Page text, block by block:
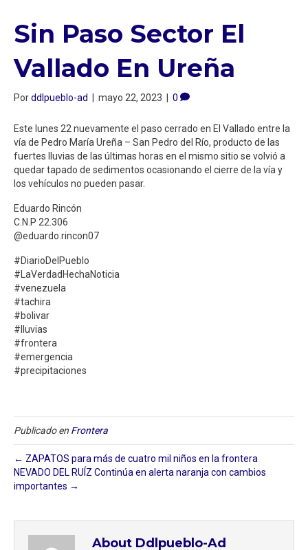
Sin Paso Sector El
Vallado En Ureña
Porddlpueblo-ad mayo 22, 2023 0
Este lunes 22 nuevamente el paso cerrado en El Vallado entre la
vía de Pedro María Ureña – San Pedro del Río, producto de las
fuertes lluvias de las últimas horas en el mismo sitio se volvió a
quedar tapado de sedimentos ocasionando el cierre de la vía y
los vehículos no pueden pasar.
Eduardo Rincón
C.N.P 22.306
@eduardo.rincon07
#DiarioDelPueblo
#LaVerdadHechaNoticia
#venezuela
#tachira
#bolivar
#lluvias
#frontera
#emergencia
#precipitaciones
Publicado en Frontera
← ZAPATOS para más de cuatro mil niños en la frontera
NEVADO DEL RUÍZ Continúa en alerta naranja con cambios
importantes →
About Ddlpueblo-Ad